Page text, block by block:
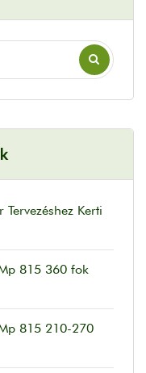
Kerti
815 360 fok
815 210-270